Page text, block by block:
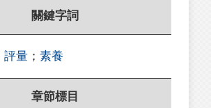
關鍵字詞
評量 ； 素養
章節標目